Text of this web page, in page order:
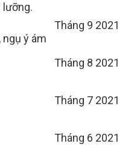
lưỡng.
ý ám
Tháng 9 2021
Tháng 8 2021
Tháng 7 2021
Tháng 6 2021